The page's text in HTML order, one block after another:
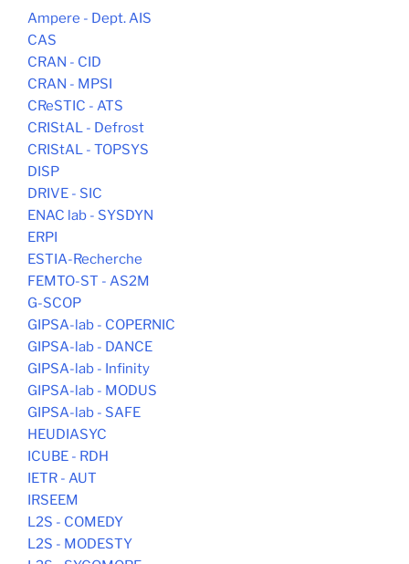
Ampere - Dept. AIS
CAS
CRAN - CID
CRAN - MPSI
CReSTIC - ATS
CRIStAL - Defrost
CRIStAL - TOPSYS
DISP
DRIVE - SIC
ENAC lab - SYSDYN
ERPI
ESTIA-Recherche
FEMTO-ST - AS2M
G-SCOP
GIPSA-lab - COPERNIC
GIPSA-lab - DANCE
GIPSA-lab - Infinity
GIPSA-lab - MODUS
GIPSA-lab - SAFE
HEUDIASYC
ICUBE - RDH
IETR - AUT
IRSEEM
L2S - COMEDY
L2S - MODESTY